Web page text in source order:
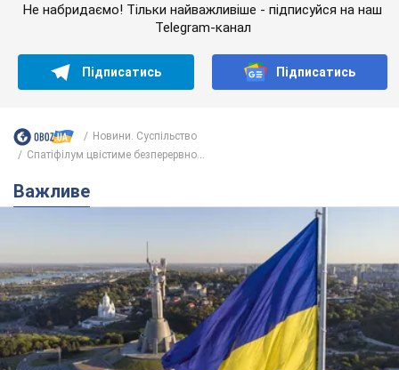
Не набридаємо! Тільки найважливіше - підписуйся на наш
Telegram-канал
Підписатись Підписатись
Новини. Суспільство
Спатіфілум цвістиме безперервно...
Важливе